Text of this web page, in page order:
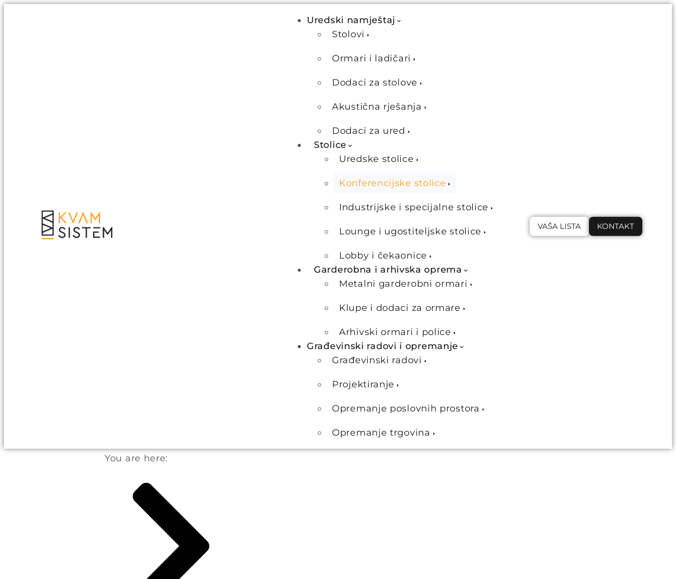
Uredski namještaj
Stolovi
Ormari i ladičari
Dodaci za stolove
Akustična rješanja
Dodaci za ured
Stolice
Uredske stolice
Konferencijske stolice
Industrijske i specijalne stolice
Lounge i ugostiteljske stolice
Lobby i čekaonice
Garderobna i arhivska oprema
Metalni garderobni ormari
Klupe i dodaci za ormare
Arhivski ormari i police
Građevinski radovi i opremanje
Građevinski radovi
Projektiranje
Opremanje poslovnih prostora
Opremanje trgovina
VAŠA LISTA KONTAKT
You are here: